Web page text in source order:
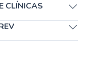
CLÍNICAS